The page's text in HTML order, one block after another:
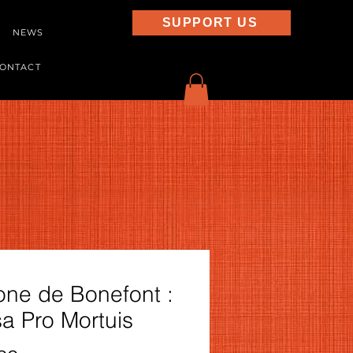
NEWS
SUPPORT US
de Bonefont :
Pro Mortuis